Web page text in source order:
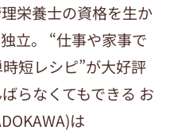
栄養士の資格を生か
立。 “仕事や家事で
短レシピ”が大好評
らなくてもできる お
は